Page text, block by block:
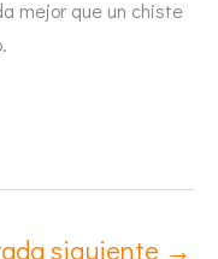
mejor que un chiste
siguiente →